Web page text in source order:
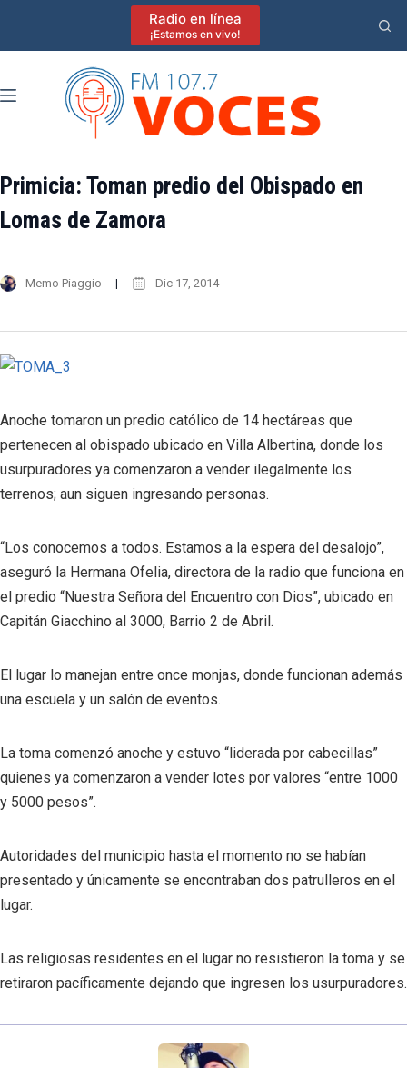
Radio en línea
¡Estamos en vivo!
Primicia: Toman predio del Obispado en
Lomas de Zamora
Memo Piaggio Dic 17, 2014
Anoche tomaron un predio católico de 14 hectáreas que
pertenecen al obispado ubicado en Villa Albertina, donde los
usurpuradores ya comenzaron a vender ilegalmente los
terrenos; aun siguen ingresando personas.
“Los conocemos a todos. Estamos a la espera del desalojo”,
aseguró la Hermana Ofelia, directora de la radio que funciona en
el predio “Nuestra Señora del Encuentro con Dios”, ubicado en
Capitán Giacchino al 3000, Barrio 2 de Abril.
El lugar lo manejan entre once monjas, donde funcionan además
una escuela y un salón de eventos.
La toma comenzó anoche y estuvo “liderada por cabecillas”
quienes ya comenzaron a vender lotes por valores “entre 1000
y 5000 pesos”.
Autoridades del municipio hasta el momento no se habían
presentado y únicamente se encontraban dos patrulleros en el
lugar.
Las religiosas residentes en el lugar no resistieron la toma y se
retiraron pacíficamente dejando que ingresen los usurpuradores.